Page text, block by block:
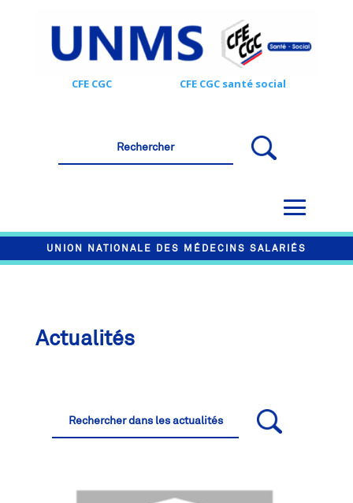
CFE CGC CFE CGC santé social
UNION NATIONALE DES MÉDECINS SALARIÉS
Actualités